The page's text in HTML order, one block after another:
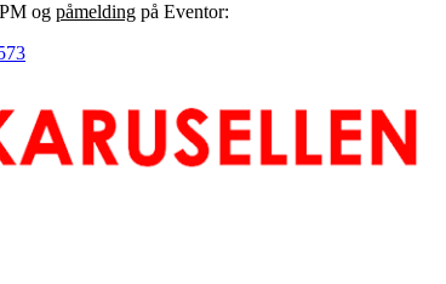
og påmelding på Eventor: